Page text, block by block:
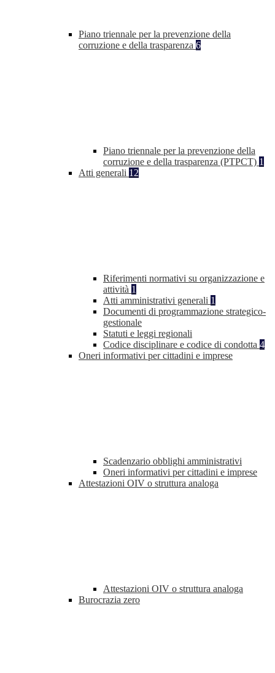
Piano triennale per la prevenzione della
corruzione e della trasparenza 6
Piano triennale per la prevenzione della
corruzione e della trasparenza (PTPCT) 1
Atti generali 12
Riferimenti normativi su organizzazione e
attività 1
Atti amministrativi generali 1
Documenti di programmazione strategico-
gestionale
Statuti e leggi regionali
Codice disciplinare e codice di condotta 4
Oneri informativi per cittadini e imprese
Scadenzario obblighi amministrativi
Oneri informativi per cittadini e imprese
Attestazioni OIV o struttura analoga
Attestazioni OIV o struttura analoga
Burocrazia zero